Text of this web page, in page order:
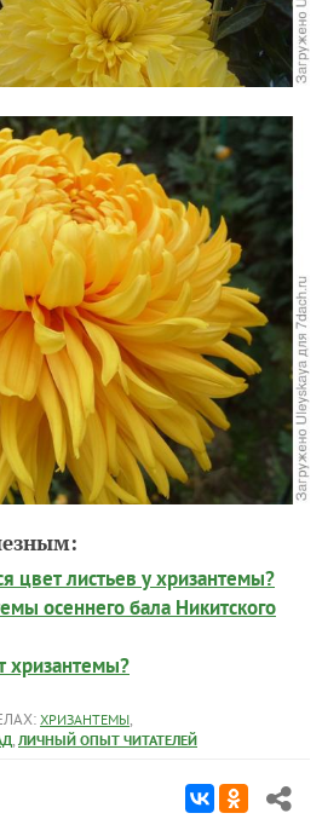
цвет листьев у хризантемы?
осеннего бала Никитского
хризантемы?
ХРИЗАНТЕМЫ,
, ЛИЧНЫЙ ОПЫТ ЧИТАТЕЛЕЙ